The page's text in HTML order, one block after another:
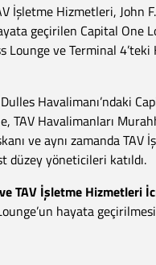
İşletme Hizmetleri, John
geçirilen Capital One
ve Terminal 4’teki
Havalimanı’ndaki
TAV Havalimanları
ve aynı zamanda
düzey yöneticileri katıldı.
TAV İşletme Hizmetleri
hayata